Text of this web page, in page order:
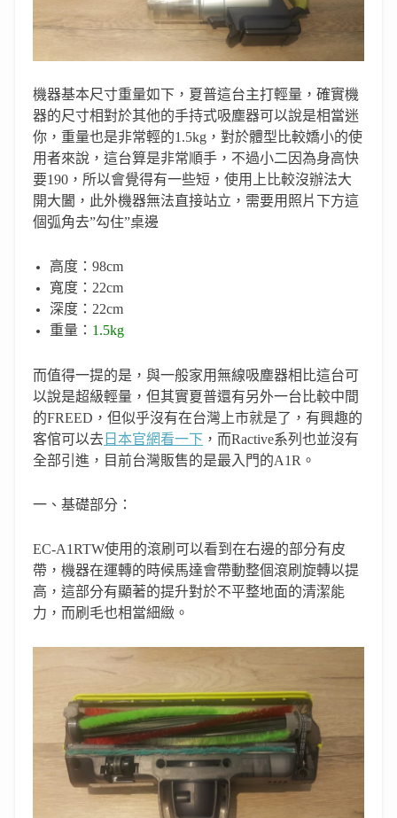
機器基本尺寸重量如下，夏普這台主打輕量，確實機
器的尺寸相對於其他的手持式吸塵器可以說是相當迷
你，重量也是非常輕的1.5kg，對於體型比較嬌小的使
用者來說，這台算是非常順手，不過小二因為身高快
要190，所以會覺得有一些短，使用上比較沒辦法大
開大闔，此外機器無法直接站立，需要用照片下方這
個弧角去”勾住”桌邊
高度：98cm
寬度：22cm
深度：22cm
重量： 1.5kg
而值得一提的是，與一般家用無線吸塵器相比這台可
以說是超級輕量，但其實夏普還有另外一台比較中間
的FREED，但似乎沒有在台灣上市就是了，有興趣的
客倌可以去 日本官網看一下 ，而Ractive系列也並沒有
全部引進，目前台灣販售的是最入門的A1R。
一、基礎部分：
EC-A1RTW使用的滾刷可以看到在右邊的部分有皮
帶，機器在運轉的時候馬達會帶動整個滾刷旋轉以提
高，這部分有顯著的提升對於不平整地面的清潔能
力，而刷毛也相當細緻。